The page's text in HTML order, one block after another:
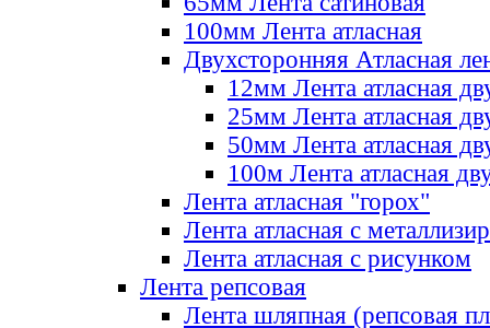
100мм Лента атласная
Двухсторонняя Атласная
12мм Лента атласная
25мм Лента атласная
50мм Лента атласная
100м Лента атласная
Лента атласная "горох"
Лента атласная с
Лента атласная с рисунком
Лента репсовая
Лента шляпная (репсовая